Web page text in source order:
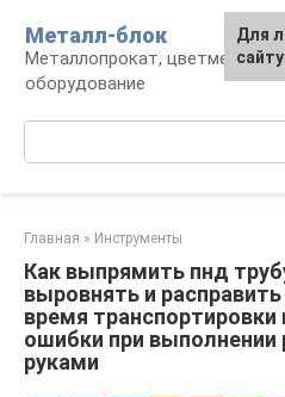
контенту
Металл-блок
Металлопрокат, цветмет,
оборудование
Главная » Инструменты
Как выпрямить пнд
выровнять и
время
ошибки при
руками
Для